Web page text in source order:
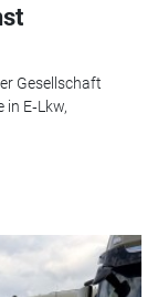
Gesellschaft
E‑Lkw,